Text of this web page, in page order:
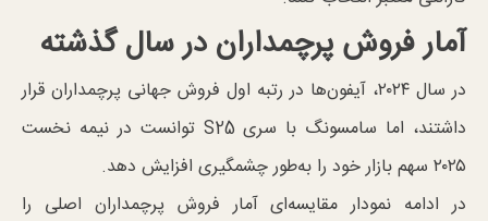
آمار فروش پرچمداران در سال گذشته
در سال ۲۰۲۴، آیفون‌ها در رتبه اول فروش جهانی پرچمداران قرار
داشتند، اما سامسونگ با سری S25 توانست در نیمه نخست
۲۰۲۵ سهم بازار خود را به‌طور چشمگیری افزایش دهد.
در ادامه نمودار مقایسه‌ای آمار فروش پرچمداران اصلی را